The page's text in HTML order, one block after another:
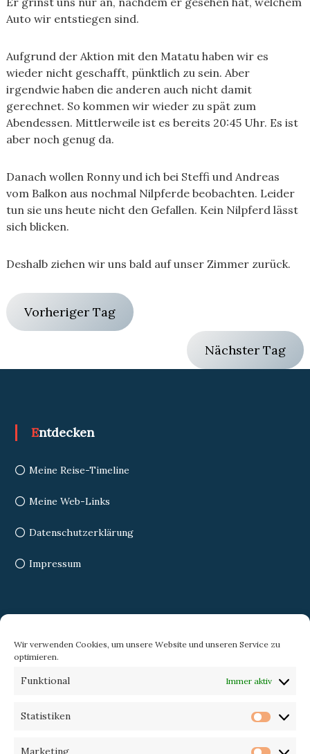
Wir verwenden Cookies, um unsere Website und unseren Service zu
optimieren.
Funktional Immer aktiv
Statistiken
Marketing
Auto wir entstiegen sind.
Aufgrund der Aktion mit den Matatu haben wir es
wieder nicht geschafft, pünktlich zu sein. Aber
irgendwie haben die anderen auch nicht damit
gerechnet. So kommen wir wieder zu spät zum
Abendessen. Mittlerweile ist es bereits 20:45 Uhr. Es ist
aber noch genug da.
Danach wollen Ronny und ich bei Steffi und Andreas
vom Balkon aus nochmal Nilpferde beobachten. Leider
tun sie uns heute nicht den Gefallen. Kein Nilpferd lässt
sich blicken.
Deshalb ziehen wir uns bald auf unser Zimmer zurück.
Vorheriger Tag
Nächster Tag
Entdecken
Meine Reise-Timeline
Meine Web-Links
Datenschutzerklärung
Impressum
Search
for: